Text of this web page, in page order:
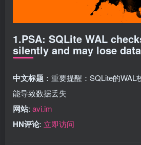
1.PSA: SQLite WAL
silently and may lose data
中文标题 ：重要提醒：SQLite的
能导致数据丢失
网站: avi.im
HN评论: 立即访问